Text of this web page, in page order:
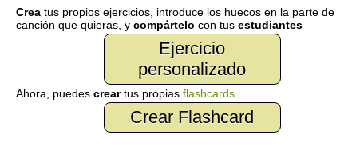
Creatus propios ejercicios, introduce los huecos en la parte de
canción que quieras, y compártelo con tus estudiantes
Ejercicio
personalizado
Ahora, puedes creartus propias flashcards
Crear Flashcard